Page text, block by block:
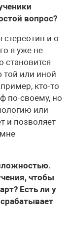
вопрос?
и о
я уже не
той или иной
кто-то
по-своему, но
или
и позволяет
чтобы
Есть ли у